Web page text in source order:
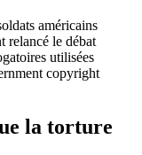
américains
relancé le débat
utilisées
copyright
la torture